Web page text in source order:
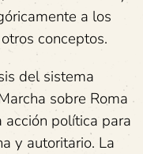
a los
conceptos.
del sistema
sobre Roma
política para
y autoritario. La